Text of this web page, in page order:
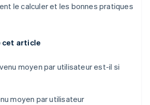
le calculer et les bonnes pratiques
cet article
moyen par utilisateur est-il si
moyen par utilisateur